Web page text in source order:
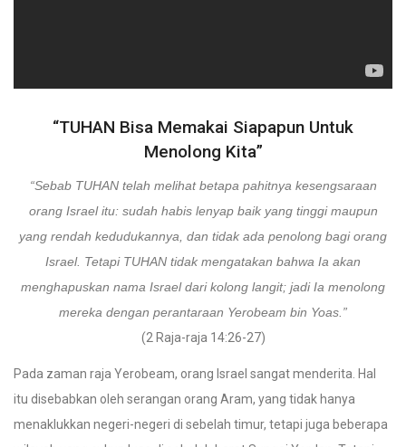
“TUHAN Bisa Memakai Siapapun Untuk
Menolong Kita”
“Sebab TUHAN telah melihat betapa pahitnya kesengsaraan
orang Israel itu: sudah habis lenyap baik yang tinggi maupun
yang rendah kedudukannya, dan tidak ada penolong bagi orang
Israel. Tetapi TUHAN tidak mengatakan bahwa Ia akan
menghapuskan nama Israel dari kolong langit; jadi Ia menolong
mereka dengan perantaraan Yerobeam bin Yoas.”
(2 Raja-raja 14:26-27)
Pada zaman raja Yerobeam, orang Israel sangat menderita. Hal
itu disebabkan oleh serangan orang Aram, yang tidak hanya
menaklukkan negeri-negeri di sebelah timur, tetapi juga beberapa